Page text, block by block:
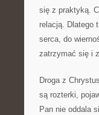
się z praktyką.
relacją. Dlatego
serca, do
zatrzymać się i
Droga z
są rozterki,
Pan nie oddala